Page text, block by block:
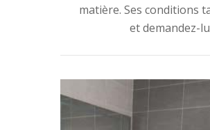
matière. Ses conditions
et demandez-